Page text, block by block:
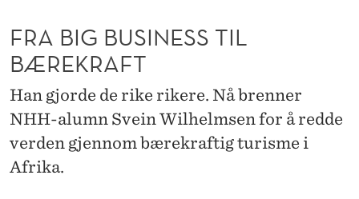
N
E
S
S
T
FRA BIG BUSINESS TIL
BÆREKRAFT
Han gjorde de rike rikere. Nå brenner
NHH-alumn Svein Wilhelmsen for å redde
verden gjennom bærekraftig turisme i
Afrika.